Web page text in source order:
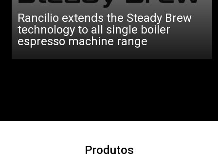
Rancilio extends the Steady Brew
technology to all single boiler
espresso machine range
Produtos